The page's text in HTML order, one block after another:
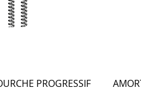
PROGRESSIF